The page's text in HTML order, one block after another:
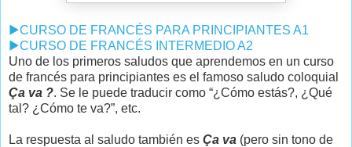
▶️CURSO DE FRANCÉS PARA PRINCIPIANTES A1
▶️CURSO DE FRANCÉS INTERMEDIO A2
Uno de los primeros saludos que aprendemos en un curso
de francés para principiantes es el famoso saludo coloquial
Ça va ?. Se le puede traducir como “¿Cómo estás?, ¿Qué
tal? ¿Cómo te va?”, etc.
La respuesta al saludo también es Ça va (pero sin tono de